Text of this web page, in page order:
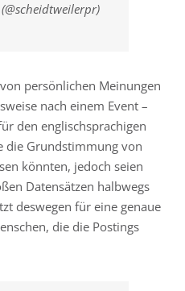
persönlichen Meinungen
nach einem Event –
den englischsprachigen
die Grundstimmung von
könnten, jedoch seien
Datensätzen halbwegs
deswegen für eine genaue
die die Postings